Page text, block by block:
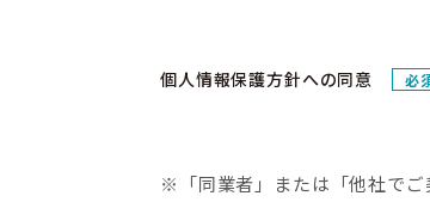
個人情報保護方針への同意 必
※「同業者」または「他社でご